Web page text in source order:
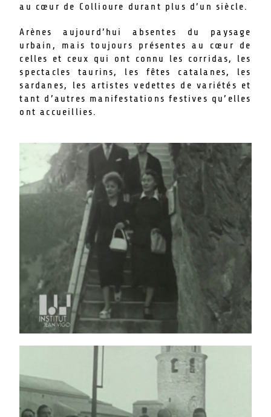
au cœur de Collioure durant plus d’un siècle.
Arènes aujourd’hui absentes du paysage
urbain, mais toujours présentes au cœur de
celles et ceux qui ont connu les corridas, les
spectacles taurins, les fêtes catalanes, les
sardanes, les artistes vedettes de variétés et
tant d’autres manifestations festives qu’elles
ont accueillies.